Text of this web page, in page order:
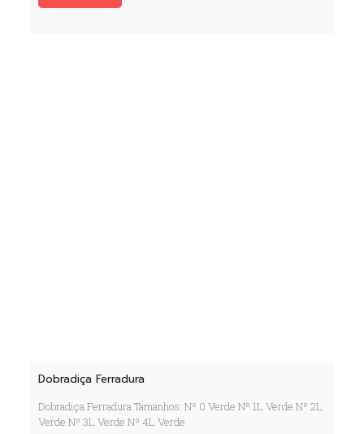
Dobradiça Ferradura
Dobradiça Ferradura Tamanhos: Nº 0 Verde Nº 1L Verde Nº 2L
Verde Nº 3L Verde Nº 4L Verde